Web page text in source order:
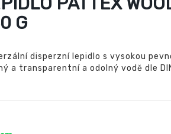
G
disperzní lepidlo s vysokou
a transparentní a odolný vodě dle